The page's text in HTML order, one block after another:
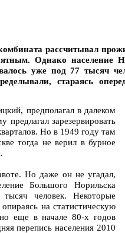
рассчитывал
Однако население
уже под 77 тысяч
стараясь
предполагал в далеком
зарезервировать
Но в 1949 году там
тогда не верил в бурное
Но даже он не угадал,
Большого Норильска
человек. Некоторые
на статистическую
еще в начале 80-х годов
перепись населения 2010